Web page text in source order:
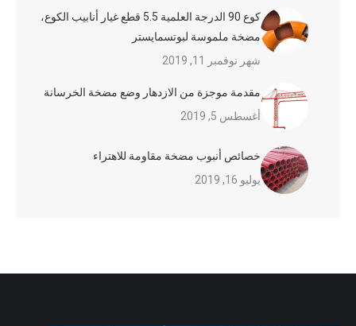
كوع 90 الدرجة العلمية 5.5 قطع غيار أنابيب الكوع،
مضخة ملموسة لبوتسمايستر
شهر نوفمبر 11, 2019
مقدمة موجزة من الازدهار وضع مضخة الخرسانة
أغسطس 5, 2019
خصائص أنبوب مضخة مقاومة للاهتراء
يوليو 16, 2019